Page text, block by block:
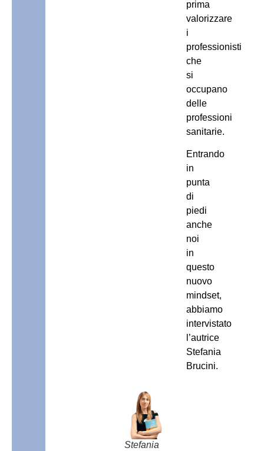
prima
valorizzare
i
professionisti
che
si
occupano
delle
professioni
sanitarie.
Entrando
in
punta
di
piedi
anche
noi
in
questo
nuovo
mindset,
abbiamo
intervistato
l’autrice
Stefania
Brucini.
Stefania